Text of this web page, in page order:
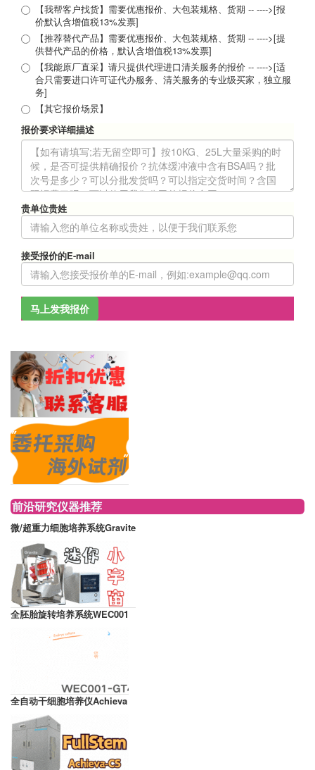
【我帮客户找货】需要优惠报价、大包装规格、货期 -- ---->[报
价默认含增值税13%发票]
【推荐替代产品】需要优惠报价、大包装规格、货期 -- ---->[提
供替代产品的价格，默认含增值税13%发票]
【我能原厂直采】请只提供代理进口清关服务的报价 -- ---->[适
合只需要进口许可证代办服务、清关服务的专业级买家，独立服
务]
【其它报价场景】
报价要求详细描述
贵单位贵姓
接受报价的E-mail
马上发我报价
前沿研究仪器推荐
微/超重力细胞培养系统Gravite
全胚胎旋转培养系统WEC001
全自动干细胞培养仪Achieva